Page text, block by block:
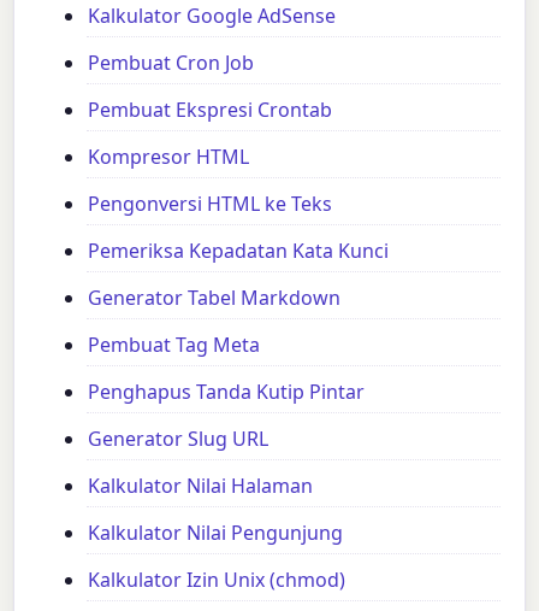
Kalkulator Google AdSense
Pembuat Cron Job
Pembuat Ekspresi Crontab
Kompresor HTML
Pengonversi HTML ke Teks
Pemeriksa Kepadatan Kata Kunci
Generator Tabel Markdown
Pembuat Tag Meta
Penghapus Tanda Kutip Pintar
Generator Slug URL
Kalkulator Nilai Halaman
Kalkulator Nilai Pengunjung
Kalkulator Izin Unix (chmod)